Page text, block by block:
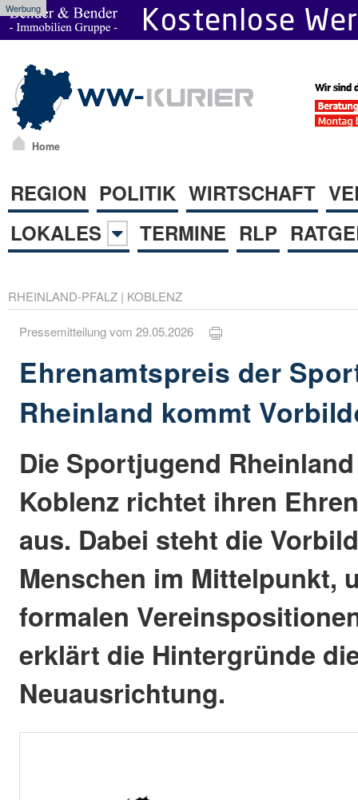
Werbung
Home
REGION POLITIK WIRTSCHAFT
LOKALES
TERMINE RLP
RHEINLAND-PFALZ | KOBLENZ
Pressemitteilung vom 29.05.2026
Ehrenamtspreis der
Rheinland kommt
Die Sportjugend
Koblenz richtet ihren
aus. Dabei steht die
Menschen im Mittelpunkt,
formalen
erklärt die Hintergründe
Neuausrichtung.